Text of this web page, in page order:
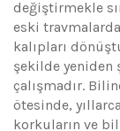
değiştirmekle
eski
kalıpları
şekilde yeniden
çalışmadır.
ötesinde,
korkuların ve